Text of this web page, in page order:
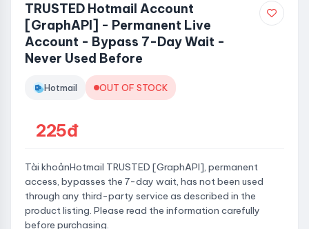
TRUSTED Hotmail Account
[GraphAPI] - Permanent Live
Account - Bypass 7-Day Wait -
Never Used Before
Hotmail OUT OF STOCK
225đ
Tài khoảnHotmail TRUSTED [GraphAPI], permanent
access, bypasses the 7-day wait, has not been used
through any third-party service as described in the
product listing. Please read the information carefully
before purchasing.